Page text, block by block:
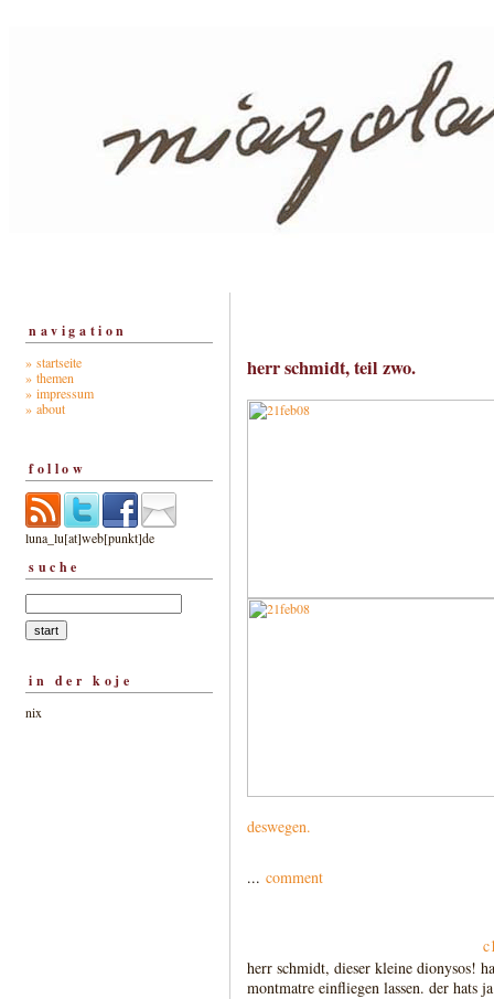
navigation
» startseite
» themen
» impressum
» about
follow
luna_lu[at]web[punkt]de
suche
in der koje
nix
herr schmidt, teil zwo.
deswegen.
... comment
herr schmidt, dieser kleine dionysos!
montmatre einfliegen lassen. der hats